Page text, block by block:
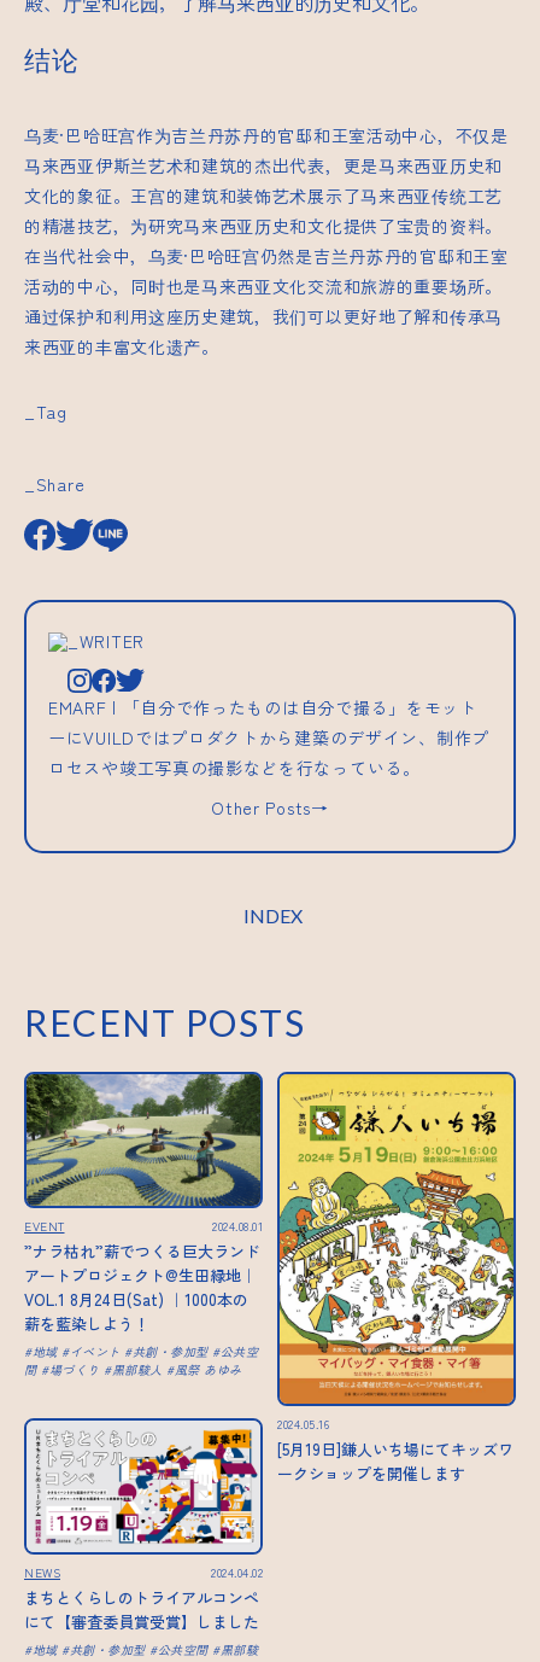
结论
乌麦·巴哈旺宫作为吉兰丹苏丹的官邸和王室活动中心，不仅是
马来西亚伊斯兰艺术和建筑的杰出代表，更是马来西亚历史和
文化的象征。王宫的建筑和装饰艺术展示了马来西亚传统工艺
的精湛技艺，为研究马来西亚历史和文化提供了宝贵的资料。
在当代社会中，乌麦·巴哈旺宫仍然是吉兰丹苏丹的官邸和王室
活动的中心，同时也是马来西亚文化交流和旅游的重要场所。
通过保护和利用这座历史建筑，我们可以更好地了解和传承马
来西亚的丰富文化遗产。
_Tag
_Share
_WRITER
EMARF | 「自分で作ったものは自分で撮る」をモット
ーにVUILDではプロダクトから建築のデザイン、制作プ
ロセスや竣工写真の撮影などを行なっている。
Other Posts→
INDEX
RECENT POSTS
EVENT 2024.08.01
”ナラ枯れ”薪でつくる巨大ランド
アートプロジェクト@生田緑地｜
VOL.1 8月24日(Sat) ｜1000本の
薪を藍染しよう！
地域 イベント 共創・参加型
公共空
間
場づくり 黒部駿人 風祭 あゆみ
2024.05.16
[5月19日]鎌人いち場にてキッズワ
ークショップを開催します
NEWS 2024.04.02
まちとくらしのトライアルコンペ
にて【審査委員賞受賞】しました
地域 共創・参加型 公共空間
黒部駿